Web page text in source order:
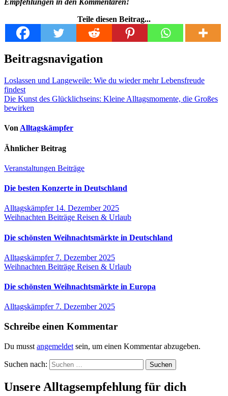
Empfehlungen in den Kommentaren!
Teile diesen Beitrag...
Beitragsnavigation
Loslassen und Langeweile: Wie du wieder mehr Lebensfreude
findest
Die Kunst des Glücklichseins: Kleine Alltagsmomente, die Großes
bewirken
Von Alltagskämpfer
Ähnlicher Beitrag
Veranstaltungen Beiträge
Die besten Konzerte in Deutschland
Alltagskämpfer 14. Dezember 2025
Weihnachten Beiträge Reisen & Urlaub
Die schönsten Weihnachtsmärkte in Deutschland
Alltagskämpfer 7. Dezember 2025
Weihnachten Beiträge Reisen & Urlaub
Die schönsten Weihnachtsmärkte in Europa
Alltagskämpfer 7. Dezember 2025
Schreibe einen Kommentar
Du musst angemeldet sein, um einen Kommentar abzugeben.
Suchen nach:
Unsere Alltagsempfehlung für dich